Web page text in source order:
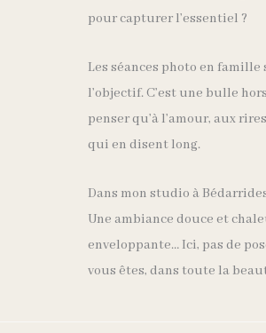
pour capturer l’essentiel ?
Les séances photo en
l’objectif. C’est une bulle
penser qu’à l’amour, aux
qui en disent long.
Dans mon studio à
Une ambiance douce et
enveloppante… Ici, pas de
vous êtes, dans toute la